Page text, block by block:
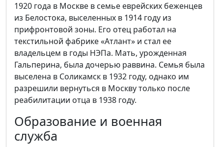
1920 года в Москве в семье еврейских беженцев
из Белостока, выселенных в 1914 году из
прифронтовой зоны. Его отец работал на
текстильной фабрике «Атлант» и стал ее
владельцем в годы НЭПа. Мать, урожденная
Гальперина, была дочерью раввина. Семья была
выселена в Соликамск в 1932 году, однако им
разрешили вернуться в Москву только после
реабилитации отца в 1938 году.
Образование и военная
служба